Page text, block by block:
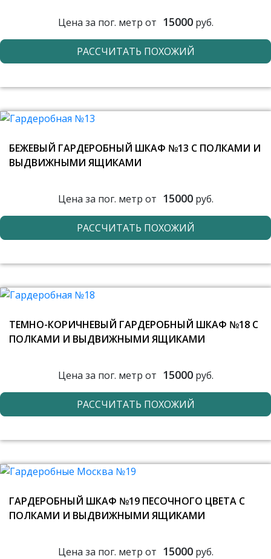
Цена за пог. метр от 15000руб.
РАССЧИТАТЬ ПОХОЖИЙ
БЕЖЕВЫЙ ГАРДЕРОБНЫЙ ШКАФ №13 С ПОЛКАМИ И
ВЫДВИЖНЫМИ ЯЩИКАМИ
Цена за пог. метр от 15000руб.
РАССЧИТАТЬ ПОХОЖИЙ
ТЕМНО-КОРИЧНЕВЫЙ ГАРДЕРОБНЫЙ ШКАФ №18 С
ПОЛКАМИ И ВЫДВИЖНЫМИ ЯЩИКАМИ
Цена за пог. метр от 15000руб.
РАССЧИТАТЬ ПОХОЖИЙ
ГАРДЕРОБНЫЙ ШКАФ №19 ПЕСОЧНОГО ЦВЕТА С
ПОЛКАМИ И ВЫДВИЖНЫМИ ЯЩИКАМИ
Цена за пог. метр от 15000руб.